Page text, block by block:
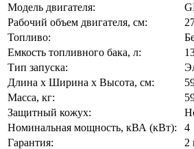
Модель двигателя:
Рабочий объем двигателя, см:
Топливо:
Емкость топливного бака, л:
Тип запуска:
Длина х Ширина х Высота, см:
Масса, кг:
Защитный кожух:
Номинальная мощность, кВА (кВт):
4
Гарантия:
2